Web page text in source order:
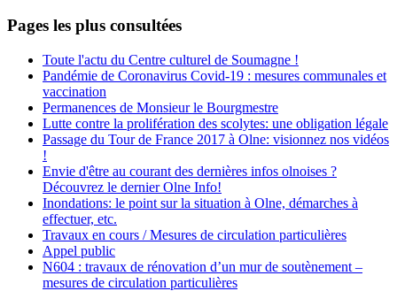
Pages les plus consultées
Toute l'actu du Centre culturel de Soumagne !
Pandémie de Coronavirus Covid-19 : mesures communales et
vaccination
Permanences de Monsieur le Bourgmestre
Lutte contre la prolifération des scolytes: une obligation légale
Passage du Tour de France 2017 à Olne: visionnez nos vidéos
!
Envie d'être au courant des dernières infos olnoises ?
Découvrez le dernier Olne Info!
Inondations: le point sur la situation à Olne, démarches à
effectuer, etc.
Travaux en cours / Mesures de circulation particulières
Appel public
N604 : travaux de rénovation d’un mur de soutènement –
mesures de circulation particulières